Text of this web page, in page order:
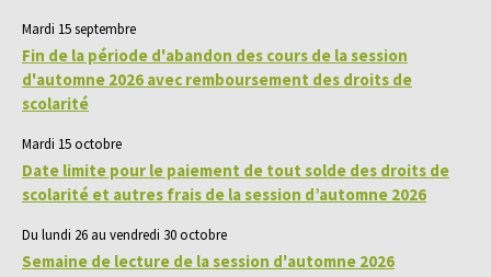
Mardi 15 septembre
Fin de la période d'abandon des cours de la session
d'automne 2026 avec remboursement des droits de
scolarité
Mardi 15 octobre
Date limite pour le paiement de tout solde des droits de
scolarité et autres frais de la session d’automne 2026
Du lundi 26 au vendredi 30 octobre
Semaine de lecture de la session d'automne 2026